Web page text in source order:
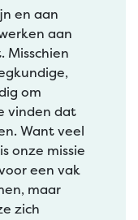
en aan
aan
Misschien
om
vinden dat
Want veel
onze missie
een vak
maar
zich